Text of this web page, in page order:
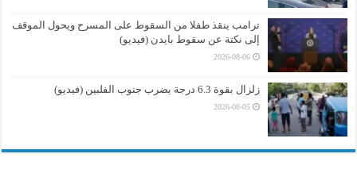
ترامب ينقذ طفلا من السقوط على المسرح ويحول الموقف
إلى نكتة عن سقوط بايدن (فيديو)
2026-08-06
زلزال بقوة 6.3 درجة يضرب جنوب الفلبين (فيديو)
2026-08-05